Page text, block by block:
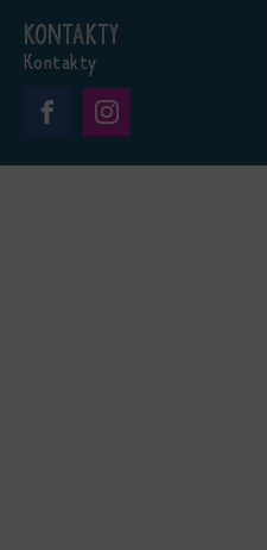
Kontakty
Kontakty